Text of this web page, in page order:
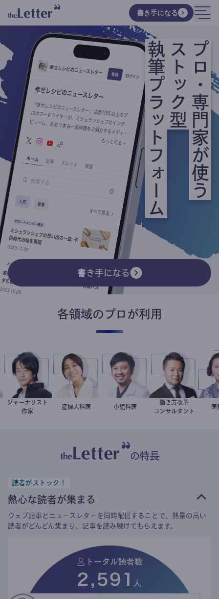
書き手になる
プロ・専門家が使う
ストック型
執筆プラットフォーム
書き手になる
各領域のプロが利用
鈴木エイト
ジャーナリスト
作家
稲葉可奈子
産婦人科医 今西洋介
小児科医 新田龍
働き方改革
コンサルタント
の特長
読者がストック！
熱心な読者が集まる
ウェブ記事とニュースレターを同時配信することで、熱量の高い
読者がどんどん集まり、記事を読み続けてもらえます。